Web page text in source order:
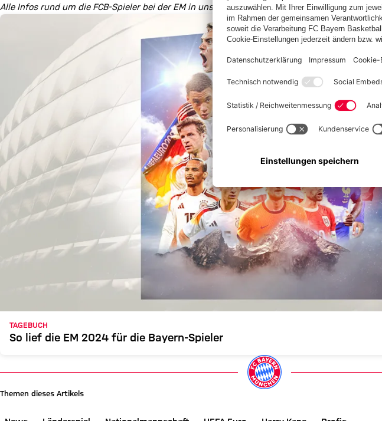
Alle Infos rund um die FCB-Spieler bei der EM in unserem Ticker:
TAGEBUCH
So lief die EM 2024 für die Bayern-Spieler
Themen dieses Artikels